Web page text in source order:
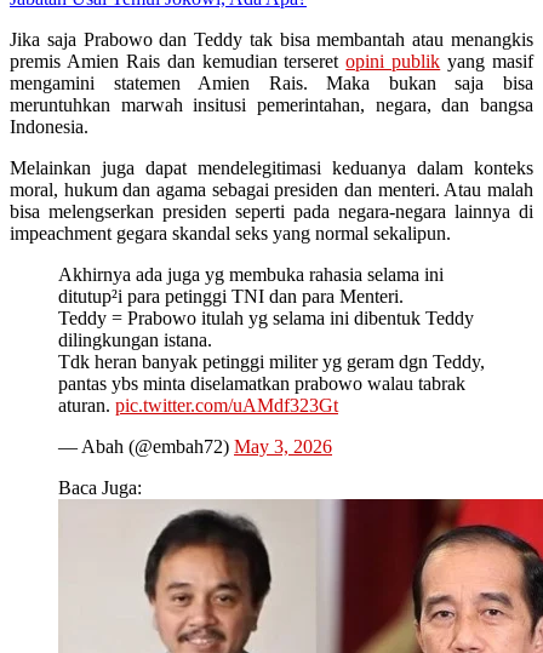
Jika saja Prabowo dan Teddy tak bisa membantah atau menangkis
premis Amien Rais dan kemudian terseretopini publik yang masif
mengamini statemen Amien Rais. Maka bukan saja bisa
meruntuhkan marwah insitusi pemerintahan, negara, dan bangsa
Indonesia.
Melainkan juga dapat mendelegitimasi keduanya dalam konteks
moral, hukum dan agama sebagai presiden dan menteri. Atau malah
bisa melengserkan presiden seperti pada negara-negara lainnya di
impeachment gegara skandal seks yang normal sekalipun.
Akhirnya ada juga yg membuka rahasia selama ini
ditutup²i para petinggi TNI dan para Menteri.
Teddy = Prabowo itulah yg selama ini dibentuk Teddy
dilingkungan istana.
Tdk heran banyak petinggi militer yg geram dgn Teddy,
pantas ybs minta diselamatkan prabowo walau tabrak
aturan. pic.twitter.com/uAMdf323Gt
— Abah (@embah72) May 3, 2026
Baca Juga: